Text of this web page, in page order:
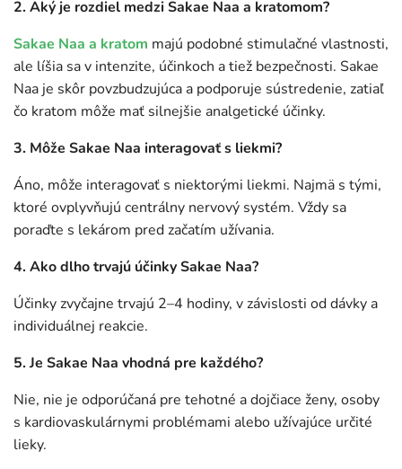
2. Aký je rozdiel medzi Sakae Naa a kratomom?
Sakae Naa a kratom majú podobné stimulačné vlastnosti,
ale líšia sa v intenzite, účinkoch a tiež bezpečnosti. Sakae
Naa je skôr povzbudzujúca a podporuje sústredenie, zatiaľ
čo kratom môže mať silnejšie analgetické účinky.
3. Môže Sakae Naa interagovať s liekmi?
Áno, môže interagovať s niektorými liekmi. Najmä s tými,
ktoré ovplyvňujú centrálny nervový systém. Vždy sa
poraďte s lekárom pred začatím užívania.
4. Ako dlho trvajú účinky Sakae Naa?
Účinky zvyčajne trvajú 2–4 hodiny, v závislosti od dávky a
individuálnej reakcie.
5. Je Sakae Naa vhodná pre každého?
Nie, nie je odporúčaná pre tehotné a dojčiace ženy, osoby
s kardiovaskulárnymi problémami alebo užívajúce určité
lieky.